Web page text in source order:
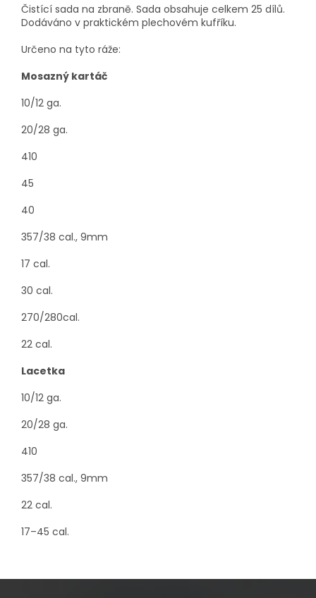
Čistící sada na zbraně. Sada obsahuje celkem 25 dílů.
Dodáváno v praktickém plechovém kufříku.
Určeno na tyto ráže:
Mosazný kartáč
10/12 ga.
20/28 ga.
410
45
40
357/38 cal., 9mm
17 cal.
30 cal.
270/280cal.
22 cal.
Lacetka
10/12 ga.
20/28 ga.
410
357/38 cal., 9mm
22 cal.
17–45 cal.